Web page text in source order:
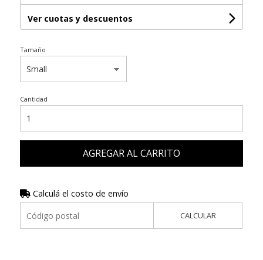
Ver cuotas y descuentos
Tamaño
Cantidad
AGREGAR AL CARRITO
Calculá el costo de envío
CALCULAR